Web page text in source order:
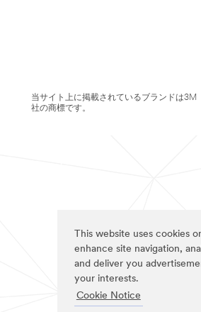
This website uses cookies
enhance site navigation,
and deliver you
your interests.
Cookie Notice
当サイト上に掲載されているブランドは3M
社の商標です。